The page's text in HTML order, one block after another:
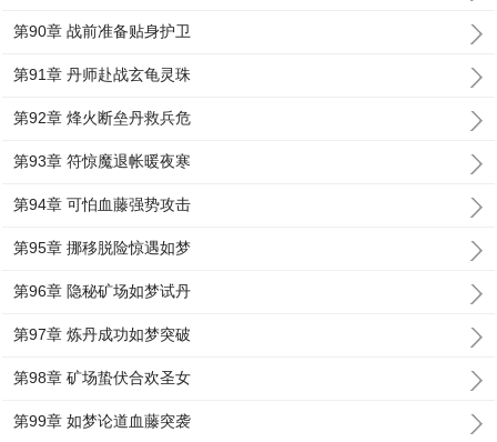
第90章 战前准备贴身护卫
第91章 丹师赴战玄龟灵珠
第92章 烽火断垒丹救兵危
第93章 符惊魔退帐暖夜寒
第94章 可怕血藤强势攻击
第95章 挪移脱险惊遇如梦
第96章 隐秘矿场如梦试丹
第97章 炼丹成功如梦突破
第98章 矿场蛰伏合欢圣女
第99章 如梦论道血藤突袭